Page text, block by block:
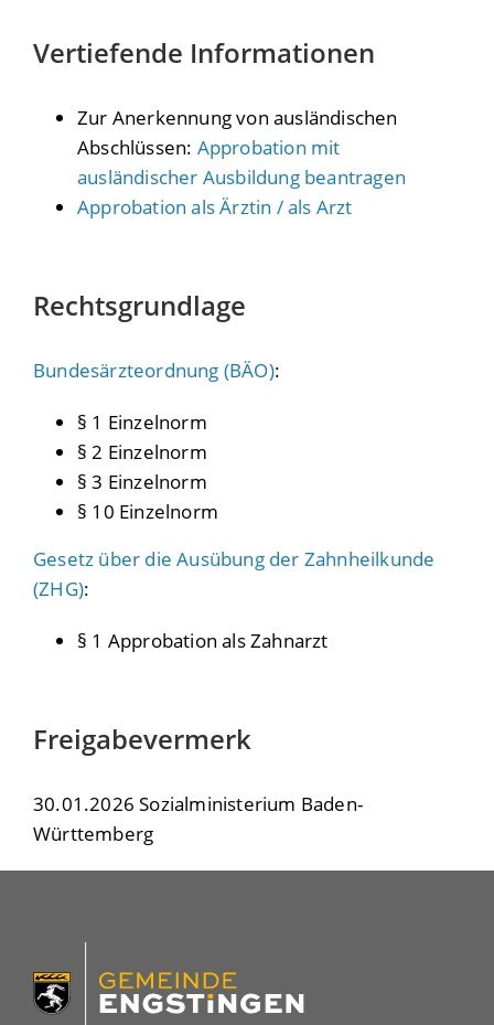
Vertiefende Informationen
Zur Anerkennung von ausländischen
Abschlüssen: Approbation mit
ausländischer Ausbildung beantragen
Approbation als Ärztin / als Arzt
Rechtsgrundlage
Bundesärzteordnung (BÄO):
§ 1 Einzelnorm
§ 2 Einzelnorm
§ 3 Einzelnorm
§ 10 Einzelnorm
Gesetz über die Ausübung der Zahnheilkunde
(ZHG):
§ 1 Approbation als Zahnarzt
Freigabevermerk
30.01.2026 Sozialministerium Baden-
Württemberg